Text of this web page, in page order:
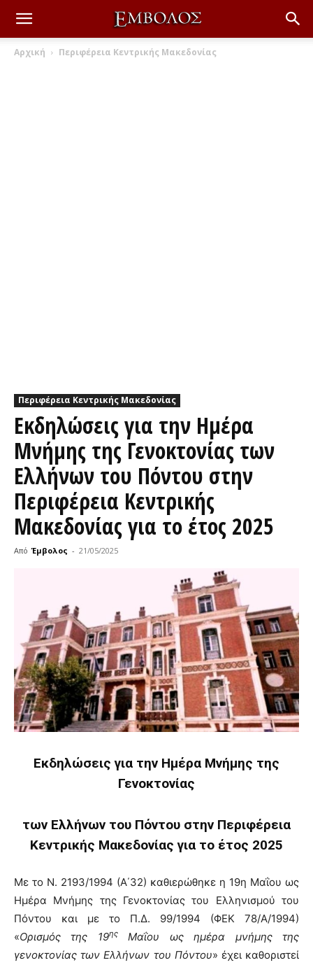
Αρχική Περιφέρεια Κεντρικής Μακεδονίας
Περιφέρεια Κεντρικής Μακεδονίας
Εκδηλώσεις για την Ημέρα
Μνήμης της Γενοκτονίας των
Ελλήνων του Πόντου στην
Περιφέρεια Κεντρικής
Μακεδονίας για το έτος 2025
Από Έμβολος - 21/05/2025
Εκδηλώσεις για την Ημέρα Μνήμης της
Γενοκτονίας
των Ελλήνων του Πόντου στην Περιφέρεια
Κεντρικής Μακεδονίας για το έτος 2025
Με το Ν. 2193/1994 (Α΄32) καθιερώθηκε η 19η Μαΐου ως
Ημέρα Μνήμης της Γενοκτονίας του Ελληνισμού του
Πόντου και με το Π.Δ. 99/1994 (ΦΕΚ 78/Α/1994)
«Ορισμός της 19ηςΜαΐου ως ημέρα μνήμης της
γενοκτονίας των Ελλήνων του Πόντου» έχει καθοριστεί